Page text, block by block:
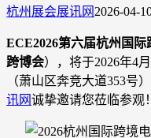
杭州展会展讯网 2026-04-
ECE2026第六届杭州国
跨博会），将于2026年4
（萧山区奔竞大道353号
讯网诚挚邀请您莅临参观！